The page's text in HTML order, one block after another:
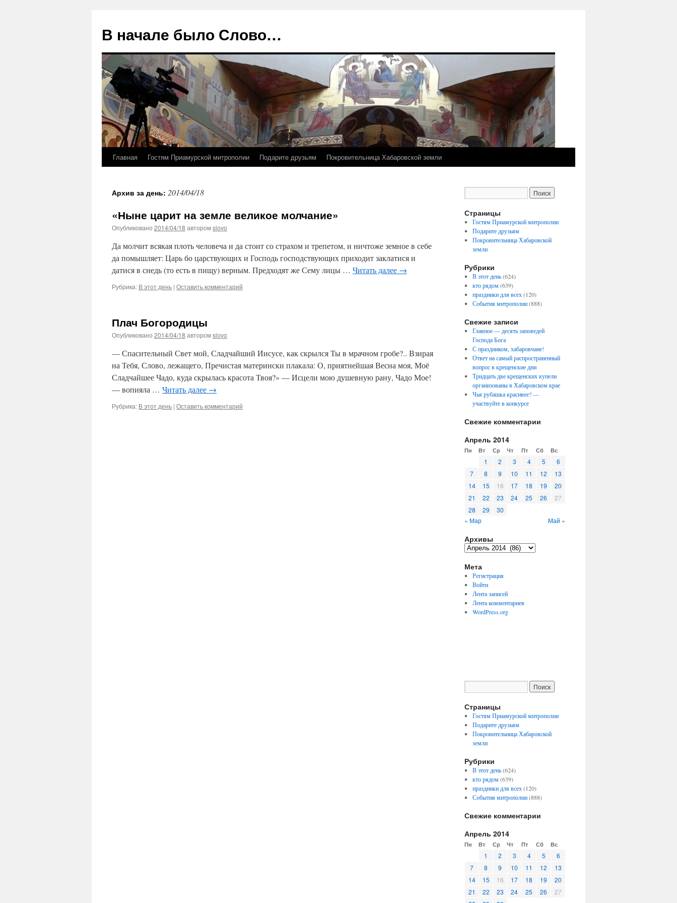
В начале было Слово…
Перейти
содержимому
Главная Гостям Приамурской митрополии Подарите друзьям Покровительница Хабаровской земли
Архив за день: 2014/04/18
«Ныне царит на земле великое молчание»
Опубликовано 2014/04/18 авторомslovo
Да молчит всякая плоть человеча и да стоит со страхом и трепетом, и ничтоже земное в себе
да помышляет: Царь бо царствующих и Господь господствующих приходит заклатися и
датися в снедь (то есть в пищу) верным. Предходят же Сему лицы … Читать далее →
Рубрика: В этот день | Оставить комментарий
Плач Богородицы
Опубликовано 2014/04/18 авторомslovo
— Спасительный Свет мой, Сладчайший Иисусе, как скрылся Ты в мрачном гробе?.. Взирая
на Тебя, Слово, лежащего, Пречистая матерински плакала: О, приятнейшая Весна моя, Моё
Сладчайшее Чадо, куда скрылась красота Твоя?» — Исцели мою душевную рану, Чадо Мое!
— вопияла … Читать далее →
Рубрика: В этот день | Оставить комментарий
Страницы
Гостям Приамурской митрополии
Подарите друзьям
Покровительница Хабаровской
земли
Рубрики
В этот день(624)
кто рядом(639)
праздники для всех(120)
События митрополии(888)
Свежие записи
Главное — десять заповедей
Господа Бога
С праздником, хабаровчане!
Ответ на самый распространенный
вопрос в крещенские дни
Тридцать две крещенских купели
организованы в Хабаровском крае
Чья рубашка красивее? —
участвуйте в конкурсе
Свежие комментарии
Апрель 2014
Пн Вт Ср Чт Пт Сб Вс
1 2 3 4 5
6
7
8 9 10 11 12
13
14
15 16 17 18 19
20
21
22 23 24 25 26
27
28
29
30
« Мар
Май »
Архивы
Архивы
Мета
Регистрация
Войти
Лента записей
Лента комментариев
WordPress.org
Страницы
Гостям Приамурской митрополии
Подарите друзьям
Покровительница Хабаровской
земли
Рубрики
В этот день(624)
кто рядом(639)
праздники для всех(120)
События митрополии(888)
Свежие комментарии
Апрель 2014
Пн Вт Ср Чт Пт Сб Вс
1 2 3 4 5
6
7
8 9 10 11 12
13
14
15 16 17 18 19
20
21
22 23 24 25 26
27